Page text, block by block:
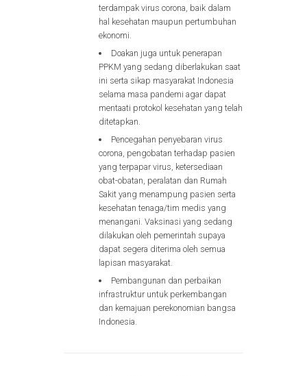
terdampak virus corona, baik dalam
hal kesehatan maupun pertumbuhan
ekonomi.
Doakan juga untuk penerapan
PPKM yang sedang diberlakukan saat
ini serta sikap masyarakat Indonesia
selama masa pandemi agar dapat
mentaati protokol kesehatan yang telah
ditetapkan.
Pencegahan penyebaran virus
corona, pengobatan terhadap pasien
yang terpapar virus, ketersediaan
obat-obatan, peralatan dan Rumah
Sakit yang menampung pasien serta
kesehatan tenaga/tim medis yang
menangani. Vaksinasi yang sedang
dilakukan oleh pemerintah supaya
dapat segera diterima oleh semua
lapisan masyarakat.
Pembangunan dan perbaikan
infrastruktur untuk perkembangan
dan kemajuan perekonomian bangsa
Indonesia.